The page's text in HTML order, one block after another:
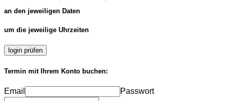
an den jeweiligen Daten
um die jeweilige Uhrzeiten
login prüfen
Termin mit Ihrem Konto buchen:
Email Passwort